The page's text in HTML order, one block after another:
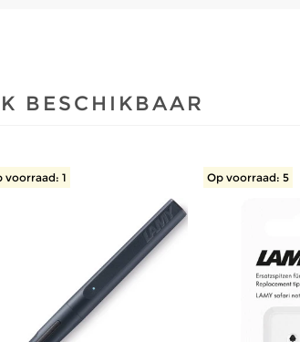
BESCHIKBAAR
voorraad: 1 Op voorraad: 5